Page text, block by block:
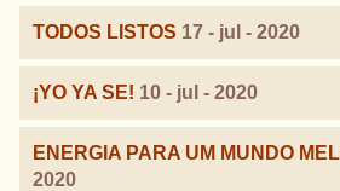
TODOS LISTOS 17 - jul - 2020
¡YO YA SE! 10 - jul - 2020
ENERGIA PARA UM MUNDO
2020